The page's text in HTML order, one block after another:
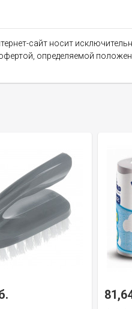
сайт носит
определяемой